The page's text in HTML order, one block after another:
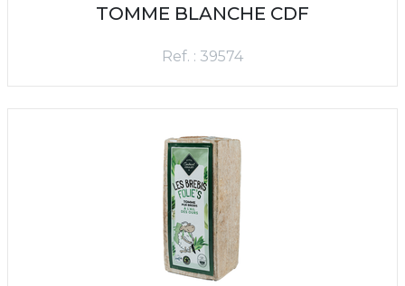
TOMME BLANCHE CDF
Ref. : 39574